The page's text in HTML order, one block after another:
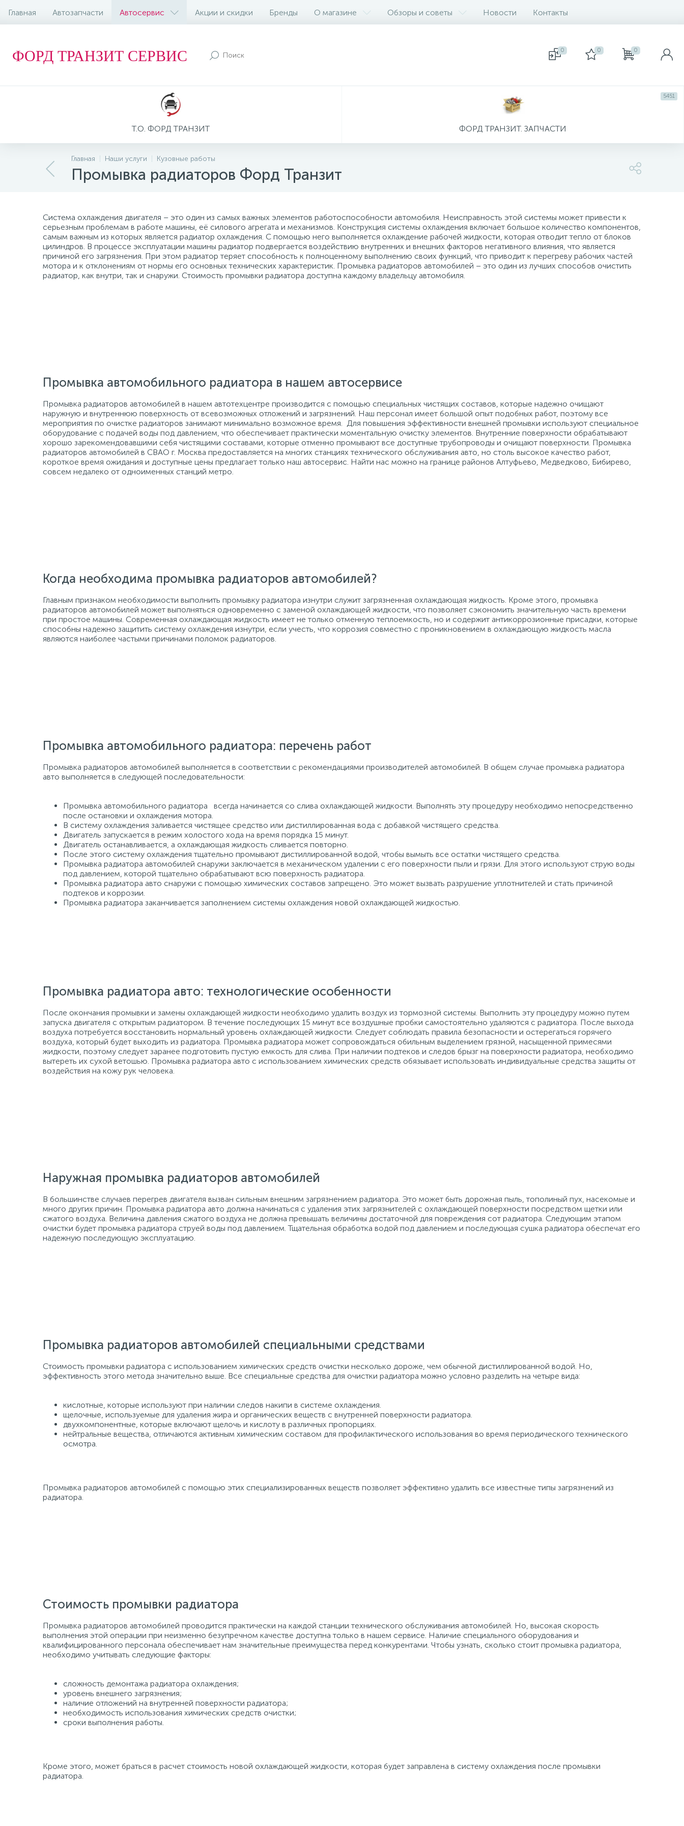
Главная Автозапчасти Автосервис Акции и скидки Бренды О магазине Обзоры и советы Новости Контакты
ФОРД ТРАНЗИТ СЕРВИС 0 0 0
Т.О. ФОРД ТРАНЗИТ ФОРД ТРАНЗИТ. ЗАПЧАСТИ
5451
Главная Наши услуги Кузовные работы
Промывка радиаторов Форд Транзит
Система охлаждения двигателя – это один из самых важных элементов работоспособности автомобиля. Неисправность этой системы может привести к
серьезным проблемам в работе машины, её силового агрегата и механизмов. Конструкция системы охлаждения включает большое количество компонентов,
самым важным из которых является радиатор охлаждения. С помощью него выполняется охлаждение рабочей жидкости, которая отводит тепло от блоков
цилиндров. В процессе эксплуатации машины радиатор подвергается воздействию внутренних и внешних факторов негативного влияния, что является
причиной его загрязнения. При этом радиатор теряет способность к полноценному выполнению своих функций, что приводит к перегреву рабочих частей
мотора и к отклонениям от нормы его основных технических характеристик. Промывка радиаторов автомобилей – это один из лучших способов очистить
радиатор, как внутри, так и снаружи. Стоимость промывки радиатора доступна каждому владельцу автомобиля.
Промывка автомобильного радиатора в нашем автосервисе
Промывка радиаторов автомобилей в нашем автотехцентре производится с помощью специальных чистящих составов, которые надежно очищают
наружную и внутреннюю поверхность от всевозможных отложений и загрязнений. Наш персонал имеет большой опыт подобных работ, поэтому все
мероприятия по очистке радиаторов занимают минимально возможное время. Для повышения эффективности внешней промывки используют специальное
оборудование с подачей воды под давлением, что обеспечивает практически моментальную очистку элементов. Внутренние поверхности обрабатывают
хорошо зарекомендовавшими себя чистящими составами, которые отменно промывают все доступные трубопроводы и очищают поверхности. Промывка
радиаторов автомобилей в СВАО г. Москва предоставляется на многих станциях технического обслуживания авто, но столь высокое качество работ,
короткое время ожидания и доступные цены предлагает только наш автосервис. Найти нас можно на границе районов Алтуфьево, Медведково, Бибирево,
совсем недалеко от одноименных станций метро.
Когда необходима промывка радиаторов автомобилей?
Главным признаком необходимости выполнить промывку радиатора изнутри служит загрязненная охлаждающая жидкость. Кроме этого, промывка
радиаторов автомобилей может выполняться одновременно с заменой охлаждающей жидкости, что позволяет сэкономить значительную часть времени
при простое машины. Современная охлаждающая жидкость имеет не только отменную теплоемкость, но и содержит антикоррозионные присадки, которые
способны надежно защитить систему охлаждения изнутри, если учесть, что коррозия совместно с проникновением в охлаждающую жидкость масла
являются наиболее частыми причинами поломок радиаторов.
Промывка автомобильного радиатора: перечень работ
Промывка радиаторов автомобилей выполняется в соответствии с рекомендациями производителей автомобилей. В общем случае промывка радиатора
авто выполняется в следующей последовательности:
Промывка автомобильного радиатора всегда начинается со слива охлаждающей жидкости. Выполнять эту процедуру необходимо непосредственно
после остановки и охлаждения мотора.
В систему охлаждения заливается чистящее средство или дистиллированная вода с добавкой чистящего средства.
Двигатель запускается в режим холостого хода на время порядка 15 минут.
Двигатель останавливается, а охлаждающая жидкость сливается повторно.
После этого систему охлаждения тщательно промывают дистиллированной водой, чтобы вымыть все остатки чистящего средства.
Промывка радиатора автомобилей снаружи заключается в механическом удалении с его поверхности пыли и грязи. Для этого используют струю воды
под давлением, которой тщательно обрабатывают всю поверхность радиатора.
Промывка радиатора авто снаружи с помощью химических составов запрещено. Это может вызвать разрушение уплотнителей и стать причиной
подтеков и коррозии.
Промывка радиатора заканчивается заполнением системы охлаждения новой охлаждающей жидкостью.
Промывка радиатора авто: технологические особенности
После окончания промывки и замены охлаждающей жидкости необходимо удалить воздух из тормозной системы. Выполнить эту процедуру можно путем
запуска двигателя с открытым радиатором. В течение последующих 15 минут все воздушные пробки самостоятельно удаляются с радиатора. После выхода
воздуха потребуется восстановить нормальный уровень охлаждающей жидкости. Следует соблюдать правила безопасности и остерегаться горячего
воздуха, который будет выходить из радиатора. Промывка радиатора может сопровождаться обильным выделением грязной, насыщенной примесями
жидкости, поэтому следует заранее подготовить пустую емкость для слива. При наличии подтеков и следов брызг на поверхности радиатора, необходимо
вытереть их сухой ветошью. Промывка радиатора авто с использованием химических средств обязывает использовать индивидуальные средства защиты от
воздействия на кожу рук человека.
Наружная промывка радиаторов автомобилей
В большинстве случаев перегрев двигателя вызван сильным внешним загрязнением радиатора. Это может быть дорожная пыль, тополиный пух, насекомые и
много других причин. Промывка радиатора авто должна начинаться с удаления этих загрязнителей с охлаждающей поверхности посредством щетки или
сжатого воздуха. Величина давления сжатого воздуха не должна превышать величины достаточной для повреждения сот радиатора. Следующим этапом
очистки будет промывка радиатора струей воды под давлением. Тщательная обработка водой под давлением и последующая сушка радиатора обеспечат его
надежную последующую эксплуатацию.
Промывка радиаторов автомобилей специальными средствами
Стоимость промывки радиатора с использованием химических средств очистки несколько дороже, чем обычной дистиллированной водой. Но,
эффективность этого метода значительно выше. Все специальные средства для очистки радиатора можно условно разделить на четыре вида:
кислотные, которые используют при наличии следов накипи в системе охлаждения.
щелочные, используемые для удаления жира и органических веществ с внутренней поверхности радиатора.
двухкомпонентные, которые включают щелочь и кислоту в различных пропорциях.
нейтральные вещества, отличаются активным химическим составом для профилактического использования во время периодического технического
осмотра.
Промывка радиаторов автомобилей с помощью этих специализированных веществ позволяет эффективно удалить все известные типы загрязнений из
радиатора.
Стоимость промывки радиатора
Промывка радиаторов автомобилей проводится практически на каждой станции технического обслуживания автомобилей. Но, высокая скорость
выполнения этой операции при неизменно безупречном качестве доступна только в нашем сервисе. Наличие специального оборудования и
квалифицированного персонала обеспечивает нам значительные преимущества перед конкурентами. Чтобы узнать, сколько стоит промывка радиатора,
необходимо учитывать следующие факторы:
сложность демонтажа радиатора охлаждения;
уровень внешнего загрязнения;
наличие отложений на внутренней поверхности радиатора;
необходимость использования химических средств очистки;
сроки выполнения работы.
Кроме этого, может браться в расчет стоимость новой охлаждающей жидкости, которая будет заправлена в систему охлаждения после промывки
радиатора.